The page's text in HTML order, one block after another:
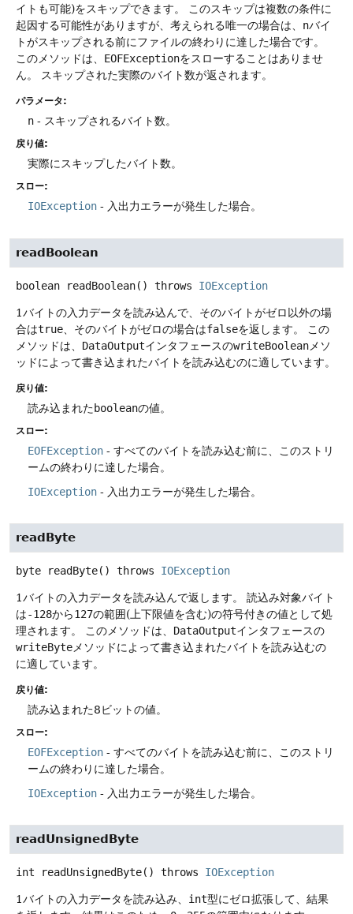
イトも可能)をスキップできます。
このスキップは複数の条件に
起因する可能性がありますが、考えられる唯一の場合は、 nバイ
トがスキップされる前にファイルの終わりに達した場合です。
このメソッドは、 EOFExceptionをスローすることはありませ
ん。
スキップされた実際のバイト数が返されます。
パラメータ:
n - スキップされるバイト数。
戻り値:
実際にスキップしたバイト数。
スロー:
IOException - 入出力エラーが発生した場合。
readBoolean
boolean readBoolean() throws IOException
1バイトの入力データを読み込んで、そのバイトがゼロ以外の場
合はtrue 、そのバイトがゼロの場合はfalseを返します。
この
メソッドは、 DataOutputインタフェースのwriteBoolean メソ
ッドによって書き込まれたバイトを読み込むのに適しています。
戻り値:
読み込まれたbooleanの値。
スロー:
EOFException - すべてのバイトを読み込む前に、このストリ
ームの終わりに達した場合。
IOException - 入出力エラーが発生した場合。
readByte
byte readByte() throws IOException
1バイトの入力データを読み込んで返します。
読込み対象バイト
は-128から127の範囲(上下限値を含む)の符号付きの値として処
理されます。
このメソッドは、 DataOutputインタフェースの
writeByte メソッドによって書き込まれたバイトを読み込むの
に適しています。
戻り値:
読み込まれた8ビットの値。
スロー:
EOFException - すべてのバイトを読み込む前に、このストリ
ームの終わりに達した場合。
IOException - 入出力エラーが発生した場合。
readUnsignedByte
int readUnsignedByte() throws IOException
1バイトの入力データを読み込み、 int型にゼロ拡張して、結果